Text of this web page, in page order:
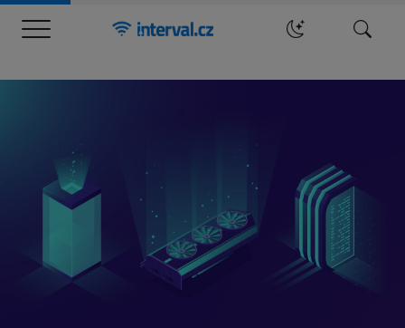
Menu Hledat